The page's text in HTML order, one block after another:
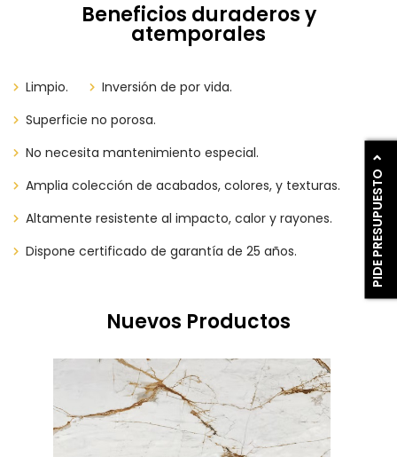
PIDE PRESUPUESTO
Beneficios duraderos y
atemporales
Limpio.
Inversión de por vida.
Superficie no porosa.
No necesita mantenimiento especial.
Amplia colección de acabados, colores, y texturas.
Altamente resistente al impacto, calor y rayones.
Dispone certificado de garantía de 25 años.
Nuevos Productos